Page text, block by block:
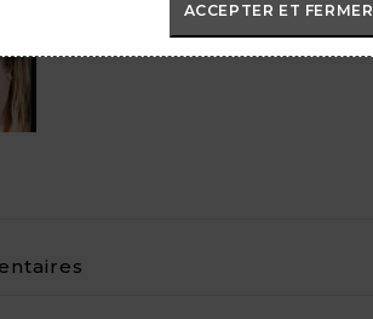
ACCEPTER ET FERMER